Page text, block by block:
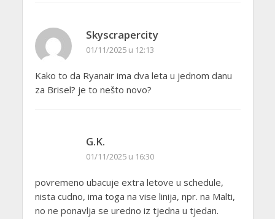
Skyscrapercity
01/11/2025 u 12:13
Kako to da Ryanair ima dva leta u jednom danu
za Brisel? je to nešto novo?
G.K.
01/11/2025 u 16:30
povremeno ubacuje extra letove u schedule,
nista cudno, ima toga na vise linija, npr. na Malti,
no ne ponavlja se uredno iz tjedna u tjedan.